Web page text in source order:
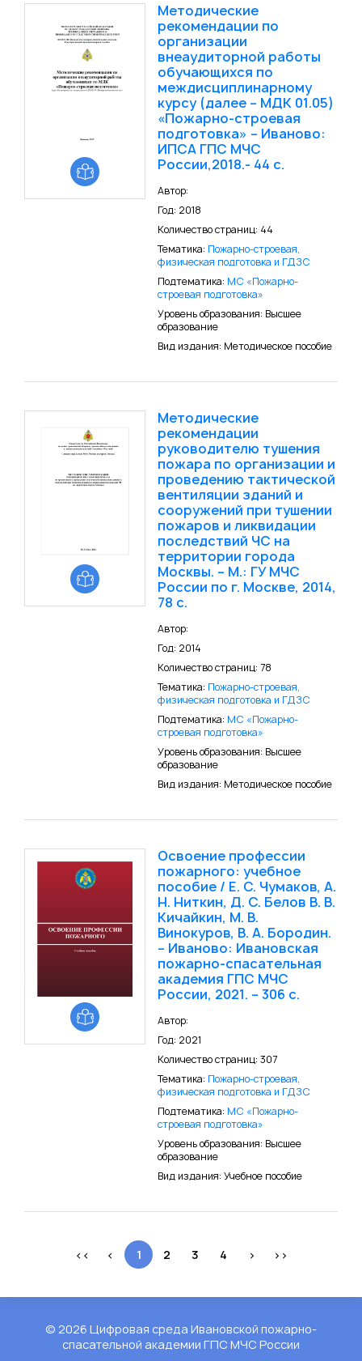
Методические
рекомендации по
организации
внеаудиторной работы
обучающихся по
междисциплинарному
курсу (далее – МДК 01.05)
«Пожарно-строевая
подготовка» – Иваново:
ИПСА ГПС МЧС
России,2018.- 44 с.
Автор:
Год: 2018
Количество страниц: 44
Тематика: Пожарно-строевая,
физическая подготовка и ГДЗС
Подтематика: МС «Пожарно-
строевая подготовка»
Уровень образования: Высшее
образование
Вид издания: Методическое пособие
Методические
рекомендации
руководителю тушения
пожара по организации и
проведению тактической
вентиляции зданий и
сооружений при тушении
пожаров и ликвидации
последствий ЧС на
территории города
Москвы. – М.: ГУ МЧС
России по г. Москве, 2014,
78 с.
Автор:
Год: 2014
Количество страниц: 78
Тематика: Пожарно-строевая,
физическая подготовка и ГДЗС
Подтематика: МС «Пожарно-
строевая подготовка»
Уровень образования: Высшее
образование
Вид издания: Методическое пособие
Освоение профессии
пожарного: учебное
пособие / Е. С. Чумаков, А.
Н. Ниткин, Д. С. Белов В. В.
Кичайкин, М. В.
Винокуров, В. А. Бородин.
– Иваново: Ивановская
пожарно-спасательная
академия ГПС МЧС
России, 2021. – 306 с.
Автор:
Год: 2021
Количество страниц: 307
Тематика: Пожарно-строевая,
физическая подготовка и ГДЗС
Подтематика: МС «Пожарно-
строевая подготовка»
Уровень образования: Высшее
образование
Вид издания: Учебное пособие
<< < 1 2 3 4 > >>
© 2026 Цифровая среда Ивановской пожарно-
спасательной академии ГПС МЧС России